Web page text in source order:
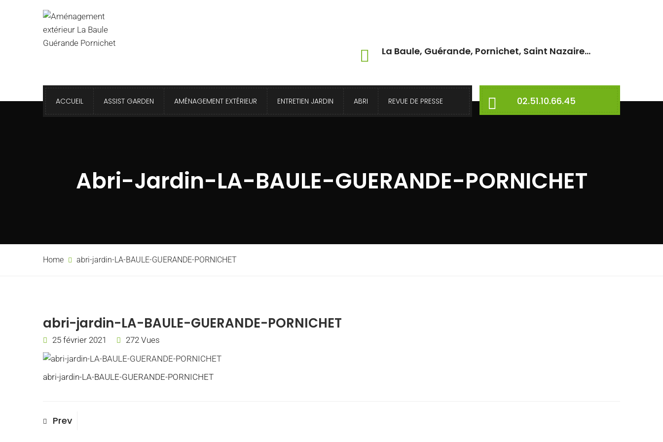
La Baule, Guérande, Pornichet, Saint Nazaire...
ACCUEIL ASSIST GARDEN AMÉNAGEMENT EXTÉRIEUR ENTRETIEN JARDIN ABRI REVUE DE PRESSE 02.51.10.66.45
Abri-Jardin-LA-BAULE-GUERANDE-PORNICHET
Home abri-jardin-LA-BAULE-GUERANDE-PORNICHET
abri-jardin-LA-BAULE-GUERANDE-PORNICHET
25 février 2021 272 Vues
abri-jardin-LA-BAULE-GUERANDE-PORNICHET
Navigation
Previous
Prev